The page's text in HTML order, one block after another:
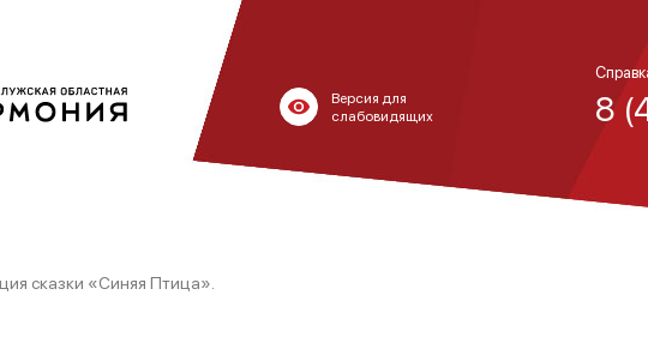
Версия для
слабовидящих
8
сказки «Синяя Птица».